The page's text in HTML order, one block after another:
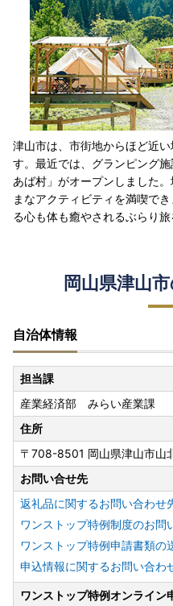
津山市は、市街地からほど近
す。最近では、グランピング
あば村」がオープンしました
まなアクティビティを満喫で
る心も体も癒やされるぶらり
岡山県津山
自治体情報
担当課
産業経済部 みらい産業課
住所
〒708-8501 岡山県津山市山
お問い合せ先
返礼品に関するお問い合わせ
ワンストップ特例制度のお問
ワンストップ特例申請書類の
申込情報に関するお問い合わ
ワンストップ特例オンライン